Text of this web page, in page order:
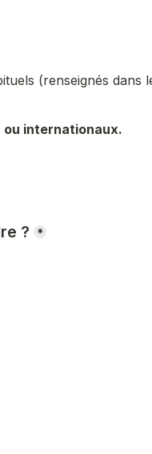
(renseignés dans
internationaux.
? *